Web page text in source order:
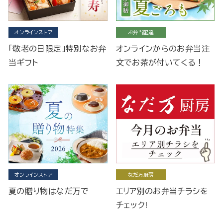
オンラインストア
「敬老の日限定」特別なお弁
当ギフト
お弁当配達
オンラインからのお弁当注
文でお茶が付いてくる！
オンラインストア
夏の贈り物はなだ万で
なだ万厨房
エリア別のお弁当チラシを
チェック!